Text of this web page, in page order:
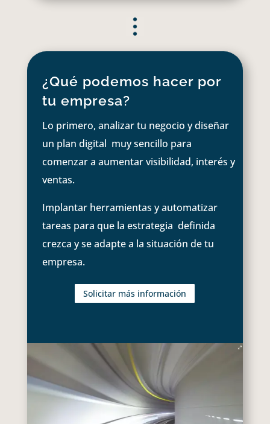
¿Qué podemos hacer por
tu empresa?
Lo primero, analizar tu negocio y diseñar
un plan digital muy sencillo para
comenzar a aumentar visibilidad, interés y
ventas.
Implantar herramientas y automatizar
tareas para que la estrategia definida
crezca y se adapte a la situación de tu
empresa.
Solicitar más información